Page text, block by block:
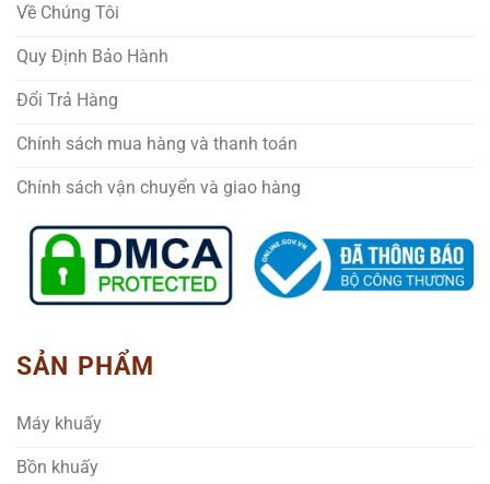
Về Chúng Tôi
Quy Định Bảo Hành
Đổi Trả Hàng
Chính sách mua hàng và thanh toán
Chính sách vận chuyển và giao hàng
SẢN PHẨM
Máy khuấy
Bồn khuấy